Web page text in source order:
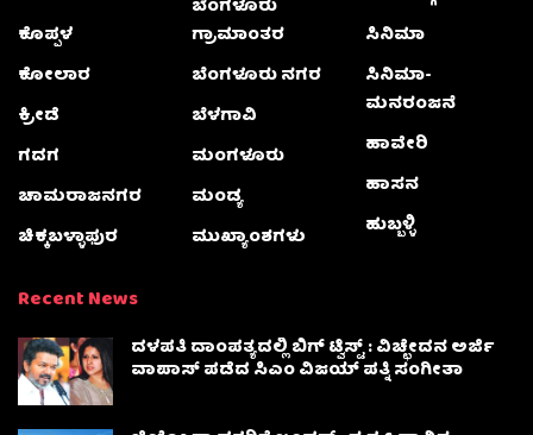
ಕೊಪ್ಪಳ
ಕೋಲಾರ
ಕ್ರೀಡೆ
ಗದಗ
ಚಾಮರಾಜನಗರ
ಚಿಕ್ಕಬಳ್ಳಾಫುರ
ಬೆಂಗಳೂರು
ಗ್ರಾಮಾಂತರ
ಬೆಂಗಳೂರು ನಗರ
ಬೆಳಗಾವಿ
ಮಂಗಳೂರು
ಮಂಡ್ಯ
ಮುಖ್ಯಾಂಶಗಳು
ಸಿನಿಮಾ
ಸಿನಿಮಾ-
ಮನರಂಜನೆ
ಹಾವೇರಿ
ಹಾಸನ
ಹುಬ್ಬಳ್ಳಿ
Recent News
ದಳಪತಿ ದಾಂಪತ್ಯದಲ್ಲಿ ಬಿಗ್ ಟ್ವಿಸ್ಟ್ : ವಿಚ್ಛೇದನ ಅರ್ಜಿ
ವಾಪಾಸ್‌ ಪಡೆದ ಸಿಎಂ ವಿಜಯ್ ಪತ್ನಿ ಸಂಗೀತಾ‌